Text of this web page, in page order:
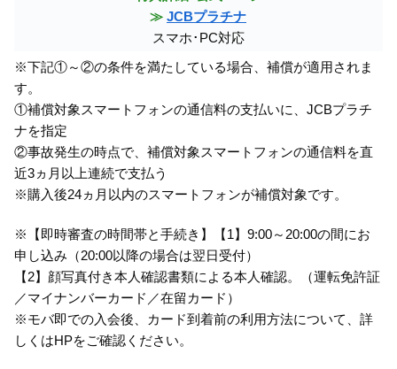
≫ JCBプラチナ
スマホ･PC対応
※下記①～②の条件を満たしている場合、補償が適用されま
す。
①補償対象スマートフォンの通信料の支払いに、JCBプラチ
ナを指定
②事故発生の時点で、補償対象スマートフォンの通信料を直
近3ヵ月以上連続で支払う
※購入後24ヵ月以内のスマートフォンが補償対象です。
※【即時審査の時間帯と手続き】【1】9:00～20:00の間にお
申し込み（20:00以降の場合は翌日受付）
【2】顔写真付き本人確認書類による本人確認。（運転免許証
／マイナンバーカード／在留カード）
※モバ即での入会後、カード到着前の利用方法について、詳
しくはHPをご確認ください。